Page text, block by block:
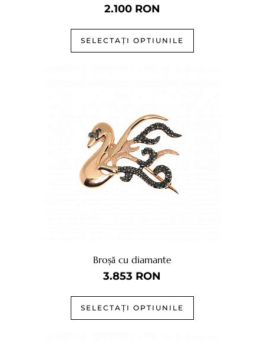
2.100RON
SELECTAȚI OPTIUNILE
Broșă cu diamante
3.853 RON
SELECTAȚI OPTIUNILE